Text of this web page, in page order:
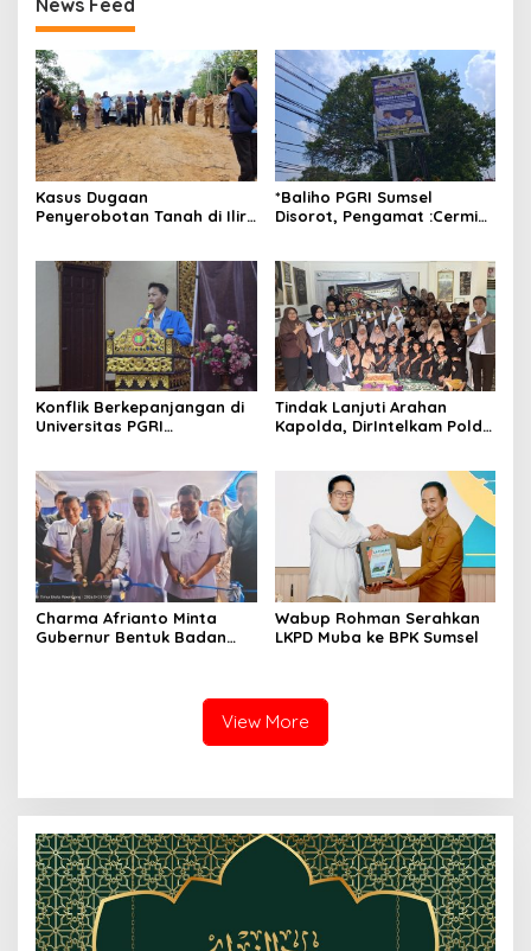
Kasus Dugaan
Penyerobotan Tanah di Ilir
Kuasa Hukum Desak
Penyidik Segera
Menindaklanjuti
*Baliho PGRI Sumsel
Disorot, Pengamat :Cermin
Konflik Berkepanjangan di
Universitas PGRI
Dugaan Intimidasi dan
Tertutupnya Ruang Dialog
Tindak Lanjuti Arahan
Kapolda, DirIntelkam Polda
Charma Afrianto Minta
Gubernur Bentuk Badan
Wabup Rohman Serahkan
LKPD Muba ke BPK Sumsel
View More